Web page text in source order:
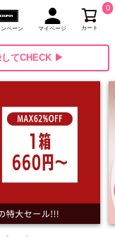
ンペーン マイページ カート
0
してCHECK ▶